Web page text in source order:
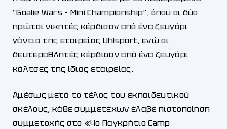
“Goalie Wars – Mini Championship”, όπου οι δύο
πρώτοι νικητές κέρδισαν από ένα ζευγάρι
γάντια της εταιρείας Uhlsport, ενώ οι
δευτεραθλητές κέρδισαν από ένα ζευγάρι
κάλτσες της ίδιας εταιρείας.
Αμέσως μετά το τέλος του εκπαιδευτικού
σκέλους, κάθε συμμετέχων έλαβε πιστοποίηση
συμμετοχής στο «4ο Παγκρήτιο Camp